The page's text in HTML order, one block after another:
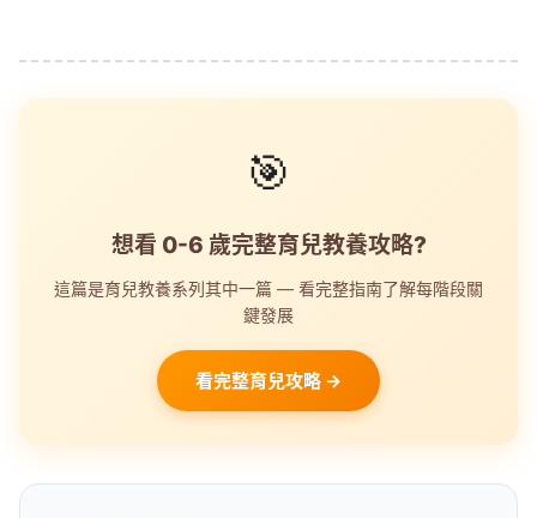
🎯
想看 0-6 歲完整育兒教養攻略?
這篇是育兒教養系列其中一篇 — 看完整指南了解每階段關
鍵發展
看完整育兒攻略 →